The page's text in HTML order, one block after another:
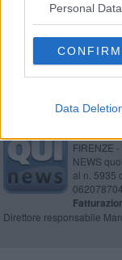
Personal
CONFIRM
Data
FIRENZE
NEWS
al n. 5935
Direttore responsabile